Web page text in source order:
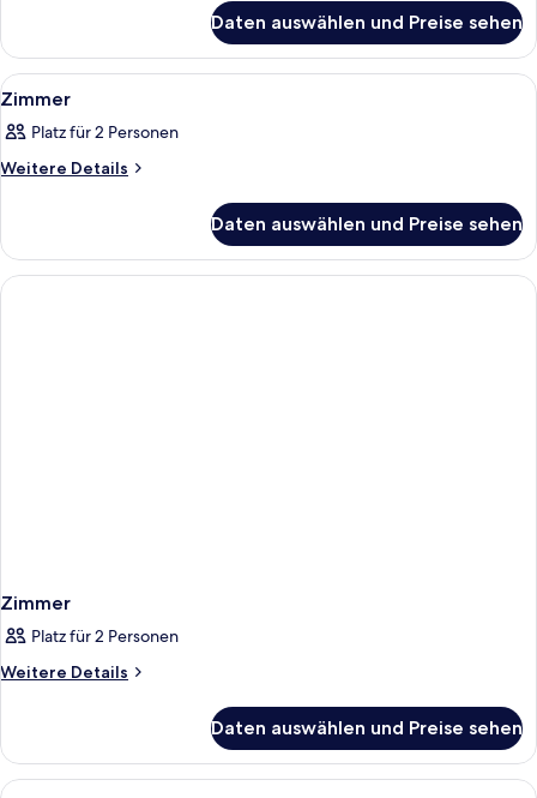
Daten auswählen und Preise sehen
Alle
Fotos
für
Zimmer
Ein modernes Hotelzimmer mit
1
Zimmer
Platz für 2 Personen
Weitere Details
Weitere
Daten auswählen und Preise sehen
Zimmer
Platz für 2 Personen
Weitere Details
Weitere
Daten auswählen und Preise sehen